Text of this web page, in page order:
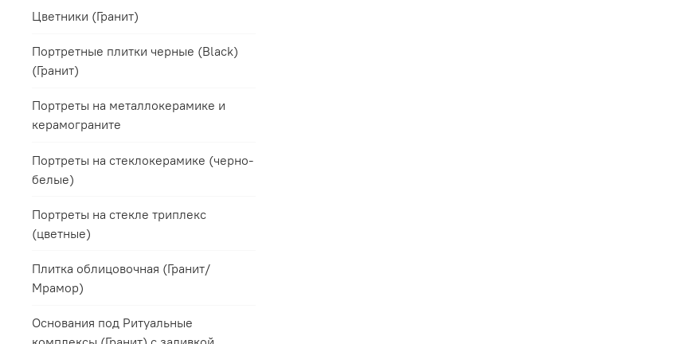
Цветники (Гранит)
Портретные плитки черные (Black)
(Гранит)
Портреты на металлокерамике и
керамограните
Портреты на стеклокерамике (черно-
белые)
Портреты на стекле триплекс
(цветные)
Плитка облицовочная (Гранит/
Мрамор)
Основания под Ритуальные